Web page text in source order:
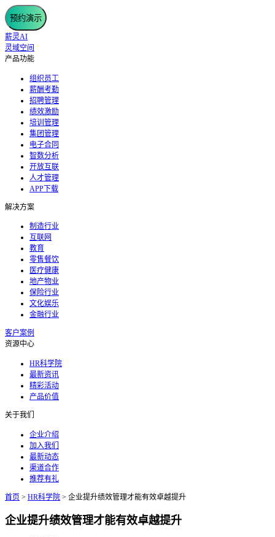
预约演示
薪灵AI
灵域空间
产品功能
组织员工
薪酬考勤
招聘管理
绩效激励
培训管理
集团管理
电子合同
智数分析
开放互联
人才管理
APP下载
解决方案
制造行业
互联网
教育
零售餐饮
医疗健康
地产物业
保险行业
文化娱乐
金融行业
客户案例
资源中心
HR科学院
最新资讯
精彩活动
产品价值
关于我们
企业介绍
加入我们
最新动态
渠道合作
推荐有礼
首页 > HR科学院 > 企业提升绩效管理才能有效卓越提升
企业提升绩效管理才能有效卓越提升